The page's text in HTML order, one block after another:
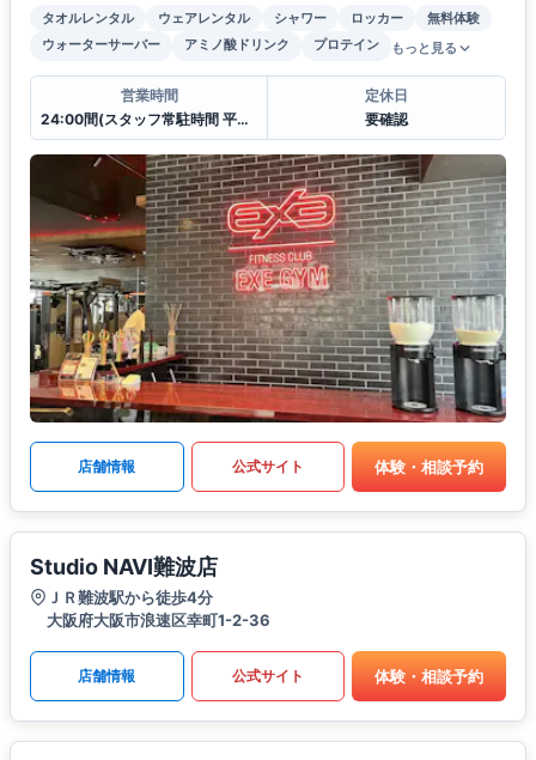
タオルレンタル ウェアレンタル シャワー ロッカー
無料体験
ウォーターサーバー
アミノ酸ドリンク プロテイン もっと見る
営業時間
24:00間(スタッフ常駐時間 平日/10:00〜20:00 土日祝/9:00〜17:00)
定休日
要確認
店舗情報 公式サイト 体験・相談予約
Studio NAVI難波店
ＪＲ難波駅から徒歩4分
大阪府大阪市浪速区幸町1-2-36
店舗情報 公式サイト 体験・相談予約